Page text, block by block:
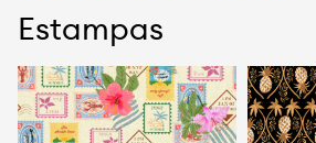
Estampas